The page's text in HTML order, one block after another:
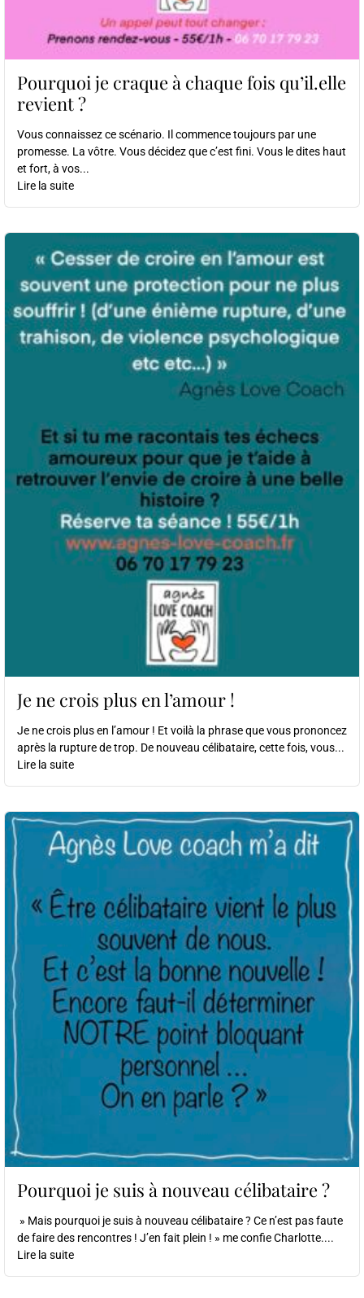
Pourquoi je craque à chaque fois qu’il.elle
revient ?
Vous connaissez ce scénario. Il commence toujours par une
promesse. La vôtre. Vous décidez que c’est fini. Vous le dites haut
et fort, à vos...
Lire la suite
Je ne crois plus en l’amour !
Je ne crois plus en l’amour ! Et voilà la phrase que vous prononcez
après la rupture de trop. De nouveau célibataire, cette fois, vous...
Lire la suite
Pourquoi je suis à nouveau célibataire ?
» Mais pourquoi je suis à nouveau célibataire ? Ce n’est pas faute
de faire des rencontres ! J’en fait plein ! » me confie Charlotte....
Lire la suite